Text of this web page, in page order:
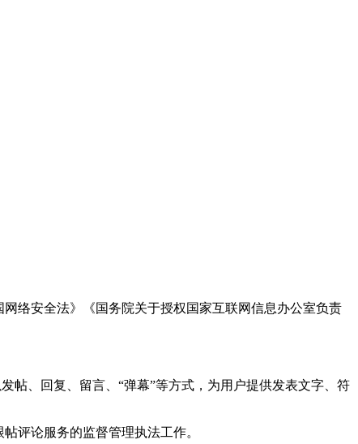
络安全法》《国务院关于授权国家互联网信息办公室负责
帖、回复、留言、“弹幕”等方式，为用户提供发表文字、符
评论服务的监督管理执法工作。